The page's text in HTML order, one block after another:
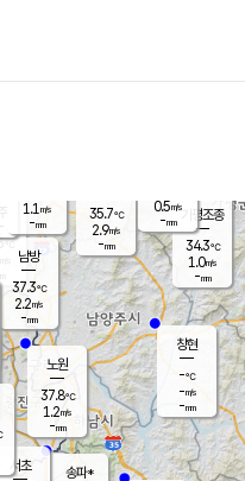
℃
가평조종
34.3℃
1.0m/s
-mm
35.7℃
2.9m/s
-mm
창현
-℃
-m/s
-mm
0.5m/s
-mm
노원
37.8℃
1.2m/s
-mm
송파*
서초
남방
37.3℃
2.2m/s
-mm
1.1 m/s
-mm